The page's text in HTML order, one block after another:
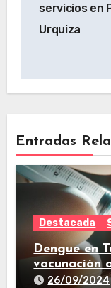
servicios en
Urquiza
Entradas
Destacada
Dengue en
vacunación
26/09/2024